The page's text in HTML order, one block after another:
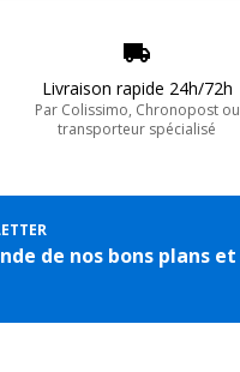
Livraison rapide 24h/72h
Par Colissimo, Chronopost ou
transporteur spécialisé
de nos bons plans et